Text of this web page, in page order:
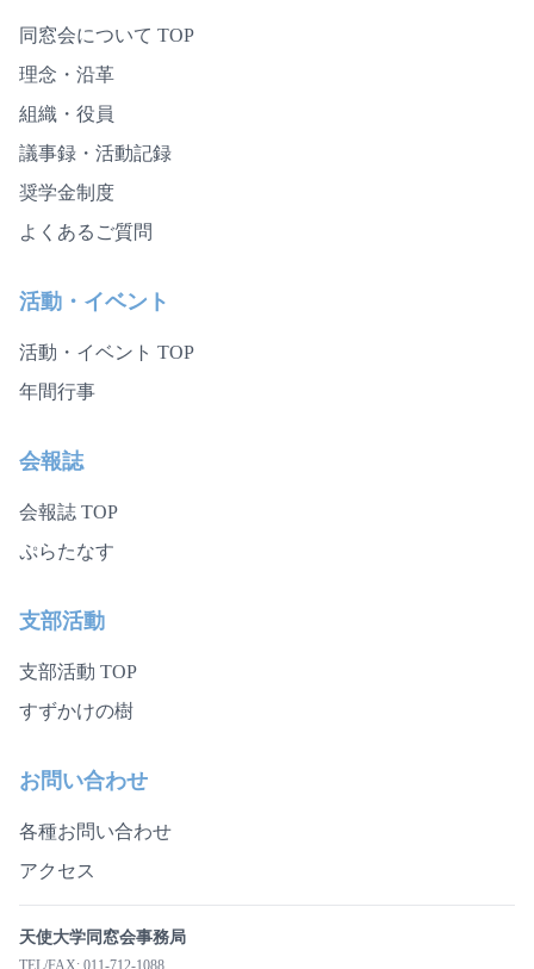
同窓会について TOP
理念・沿革
組織・役員
議事録・活動記録
奨学金制度
よくあるご質問
活動・イベント
活動・イベント TOP
年間行事
会報誌
会報誌 TOP
ぷらたなす
支部活動
支部活動 TOP
すずかけの樹
お問い合わせ
各種お問い合わせ
アクセス
天使大学同窓会事務局
TEL/FAX: 011-712-1088